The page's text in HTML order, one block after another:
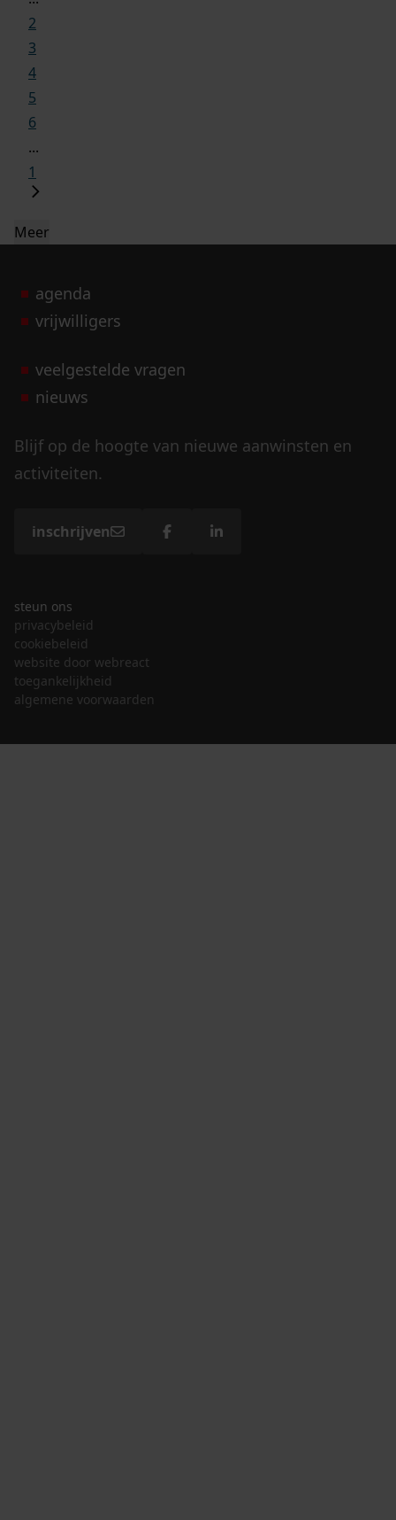
2
3
4
5
6
...
1
Meer
agenda
vrijwilligers
veelgestelde vragen
nieuws
Blijf op de hoogte van nieuwe aanwinsten en
activiteiten.
inschrijven
steun ons
privacybeleid
cookiebeleid
website door webreact
toegankelijkheid
algemene voorwaarden